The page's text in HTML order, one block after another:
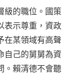
級的職位。國策
表示尊重，資政
在某領域有高聲
自己的舅舅為資
。賴清德不會聽